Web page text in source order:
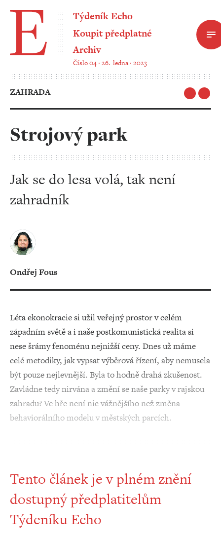
Týdeník Echo
Koupit předplatné
Archiv
Číslo 04 ‧ 26. ledna ‧ 2023
ZAHRADA
Strojový park
Jak se do lesa volá, tak není
zahradník
Ondřej Fous
Léta ekonokracie si užil veřejný prostor v celém
západním světě a i naše postkomunistická realita si
nese šrámy fenoménu nejnižší ceny. Dnes už máme
celé metodiky, jak vypsat výběrová řízení, aby nemusela
být pouze nejlevnější. Byla to hodně drahá zkušenost.
Zavládne tedy nirvána a změní se naše parky v rajskou
zahradu? Ve hře není nic vážnějšího než změna
behaviorálního modelu v městských parcích.
Tento článek je v plném znění
dostupný předplatitelům
Týdeníku Echo